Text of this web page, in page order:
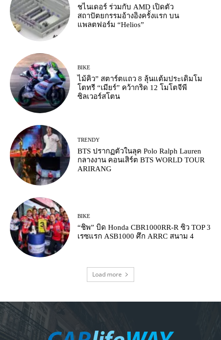
ชไนเดอร์ ร่วมกับ AMD เปิดตัว
สถาปัตยกรรมอ้างอิงครั้งแรก บน
แพลตฟอร์ม “Helios”
BIKE
ไม้คิว” สตาร์ตแถว 8 ลุ้นแต้มประเดิมโม
โตทรี “เมียร์” คว้ากริด 12 โมโตจีพี
ซิลเวอร์สโตน
TRENDY
BTS ปรากฏตัวในลุค Polo Ralph Lauren
กลางงาน คอนเสิร์ต BTS WORLD TOUR
ARIRANG
BIKE
“ชิพ” บิด Honda CBR1000RR-R ซิว TOP 3
เรซแรก ASB1000 ศึก ARRC สนาม 4
Load more